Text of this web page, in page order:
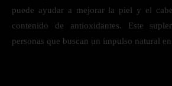
puede ayudar a mejorar la piel y el
contenido de antioxidantes. Este
personas que buscan un impulso natural